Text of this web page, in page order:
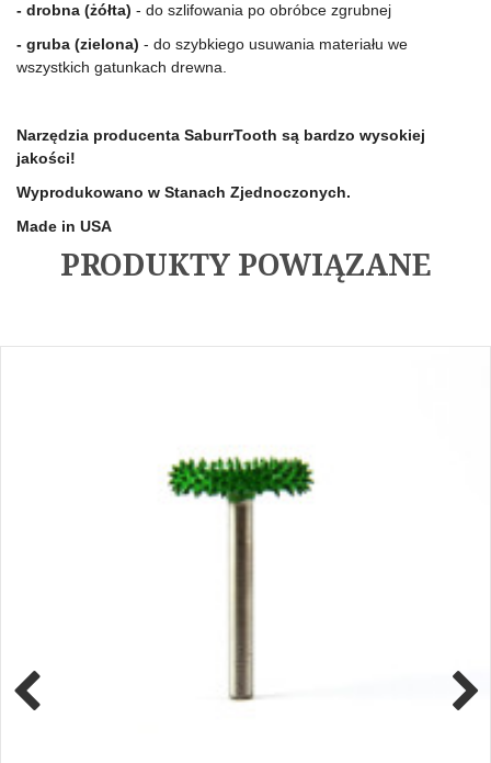
- drobna (żółta) - do szlifowania po obróbce zgrubnej
- gruba (zielona) - do szybkiego usuwania materiału we
wszystkich gatunkach drewna.
Narzędzia producenta SaburrTooth są bardzo wysokiej
jakości!
Wyprodukowano w Stanach Zjednoczonych.
Made in USA
PRODUKTY POWIĄZANE